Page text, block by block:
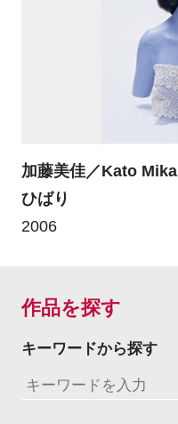
加藤美佳／Kato Mika
ひばり
2006
作品を探す
キーワードから探す